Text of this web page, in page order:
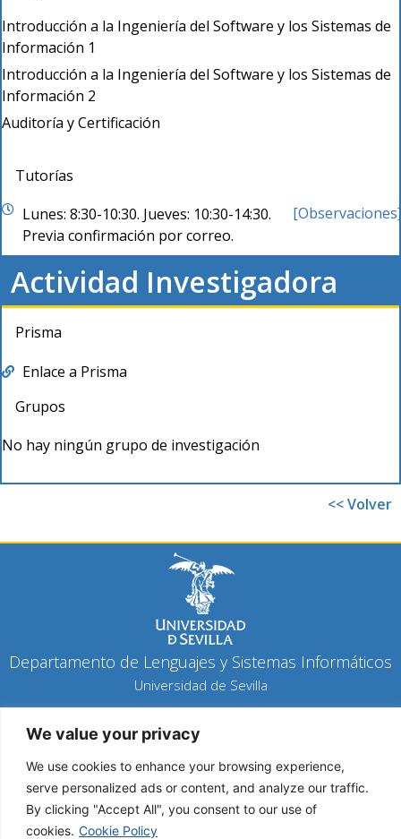
We value your privacy
We use cookies to enhance your browsing experience,
serve personalized ads or content, and analyze our traffic.
By clicking "Accept All", you consent to our use of
cookies. Cookie Policy
Introducción a la Ingeniería del Software y los Sistemas de
Información 1
Introducción a la Ingeniería del Software y los Sistemas de
Información 2
Auditoría y Certificación
Tutorías
Lunes: 8:30-10:30. Jueves: 10:30-14:30.
Previa confirmación por correo.
[Observaciones]
Actividad Investigadora
Prisma
Enlace a Prisma
Grupos
No hay ningún grupo de investigación
<< Volver
Departamento de Lenguajes y Sistemas Informáticos
Universidad de Sevilla
Política de cookies Aviso legal
Copyright 2026 © Todos los derechos reservados